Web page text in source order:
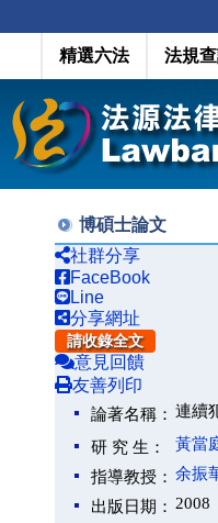
精選六法 法規
博碩士論文
社群分享
FaceBook
Line
分享網址
請收錄全文
意見回饋
友善列印
論著名稱： 連續
研 究 生：
黃當
指導教授： 余振
出版日期： 2008